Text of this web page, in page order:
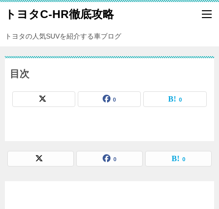
トヨタC-HR徹底攻略
トヨタの人気SUVを紹介する車ブログ
目次
0 0
0 0